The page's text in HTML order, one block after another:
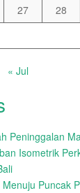
27 28
« Jul
Peninggalan
Isometrik
Puncak